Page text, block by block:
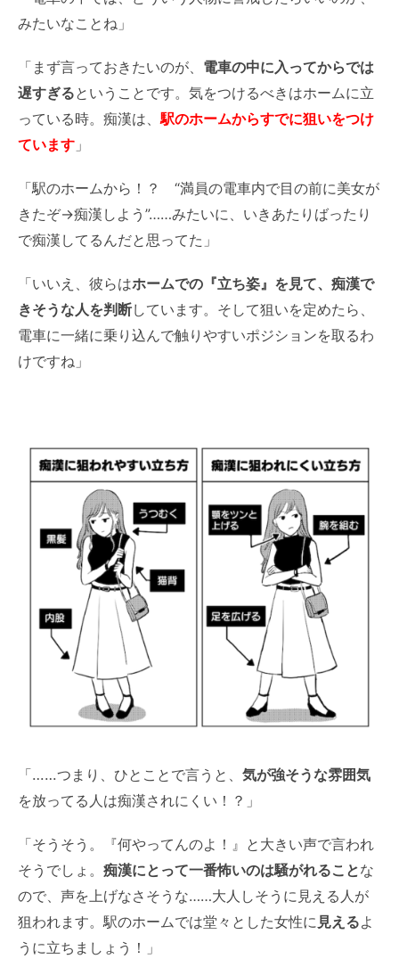
みたいなことね」
「まず言っておきたいのが、 電車の中に入ってからでは
遅すぎるということです。気をつけるべきはホームに立
っている時。 痴漢は、駅のホームからすでに狙いをつけ
ています 」
「駅のホームから！？ “満員の電車内で目の前に美女が
きたぞ→痴漢しよう”……みたいに、いきあたりばったり
で痴漢してるんだと思ってた」
「いいえ、彼らはホームでの『立ち姿』を見て、痴漢で
きそうな人を判断しています。そして狙いを定めたら、
電車に一緒に乗り込んで触りやすいポジションを取るわ
けですね」
「……つまり、ひとことで言うと、 気が強そうな雰囲気
を放ってる人は痴漢されにくい！？」
「そうそう。『何やってんのよ！』と大きい声で言われ
そうでしょ。 痴漢にとって一番怖いのは騒がれることな
ので、声を上げなさそうな……大人しそうに見える人が
狙われます。駅のホームでは堂々とした女性に 見えるよ
うに立ちましょう！」